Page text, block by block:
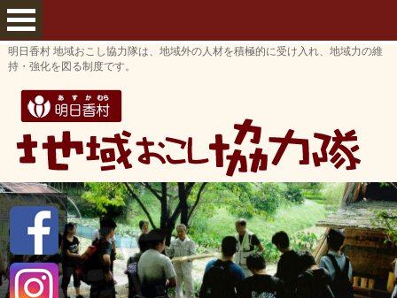
明日香村 地域おこし協力隊は、地域外の人材を積極的に受け入れ、地域力の維
持・強化を図る制度です。